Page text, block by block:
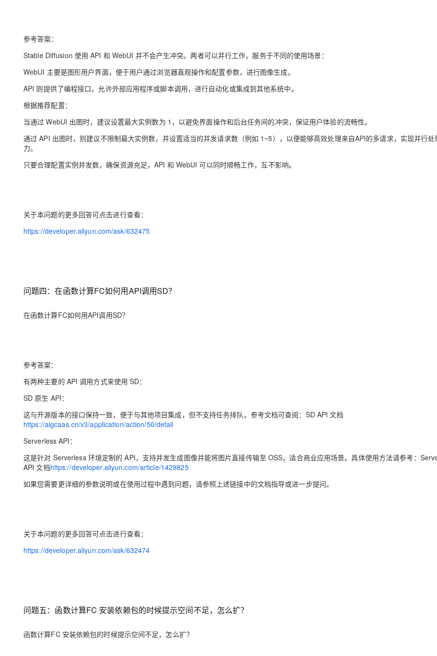
参考答案：
Stable Diffusion 使用 API 和 WebUI 并不会产生冲突。两者可以并行工作，服务于不同的使用场景：
WebUI 主要是图形用户界面，便于用户通过浏览器直观操作和配置参数，进行图像生成。
API 则提供了编程接口，允许外部应用程序或脚本调用，进行自动化或集成到其他系统中。
根据推荐配置：
当通过 WebUI 出图时，建议设置最大实例数为 1，以避免界面操作和后台任务间的冲突，保证用户体验的流畅性。
通过 API 出图时，则建议不限制最大实例数，并设置适当的并发请求数（例如 1~5），以便能够高效处理来自API的多请求，实现并行处
力。
只要合理配置实例并发数，确保资源充足，API 和 WebUI 可以同时顺畅工作，互不影响。
关于本问题的更多回答可点击进行查看：
https://developer.aliyun.com/ask/632475
问题四：在函数计算FC如何用API调用SD？
在函数计算FC如何用API调用SD？
参考答案：
有两种主要的 API 调用方式来使用 SD：
SD 原生 API：
这与开源版本的接口保持一致，便于与其他项目集成，但不支持任务排队。参考文档可查阅：SD API 文档
https://aigcaas.cn/v3/application/action/50/detail
Serverless API：
这是针对 Serverless 环境定制的 API，支持并发生成图像并能将图片直接传输至 OSS，适合商业应用场景。具体使用方法请参考：
API 文档https://developer.aliyun.com/article/1429825
如果您需要更详细的参数说明或在使用过程中遇到问题，请参照上述链接中的文档指导或进一步提问。
关于本问题的更多回答可点击进行查看：
https://developer.aliyun.com/ask/632474
问题五：函数计算FC 安装依赖包的时候提示空间不足，怎么扩？
函数计算FC 安装依赖包的时候提示空间不足，怎么扩？